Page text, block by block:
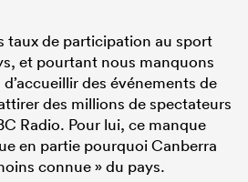
taux de participation au sport
et pourtant nous manquons
d’accueillir des événements de
des millions de spectateurs
Radio. Pour lui, ce manque
en partie pourquoi Canberra
connue » du pays.